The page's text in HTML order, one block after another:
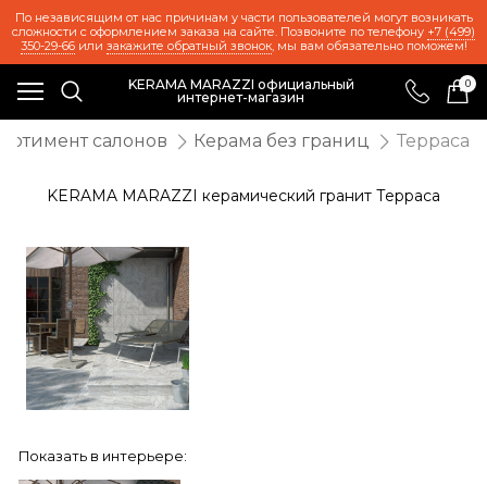
По независящим от нас причинам у части пользователей могут возникать
сложности с оформлением заказа на сайте. Позвоните по телефону +7 (499)
350-29-66или закажите обратный звонок, мы вам обязательно поможем!
KERAMA MARAZZI официальный
интернет-магазин
0
салонов Керама без границ Терраса
KERAMA MARAZZI керамический гранит Терраса
Показать в интерьере: